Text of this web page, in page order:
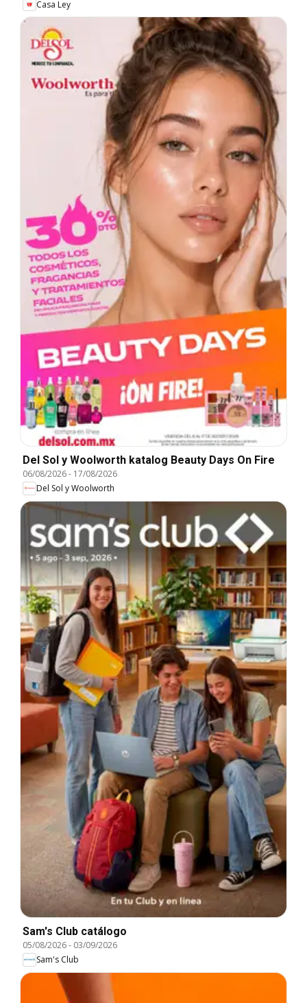
Casa Ley
Del Sol y Woolworth katalog Beauty Days On Fire
06/08/2026- 17/08/2026
Del Sol y Woolworth
Sam's Club catálogo
05/08/2026- 03/09/2026
Sam's Club